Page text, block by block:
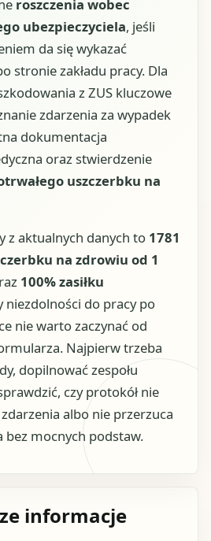
roszczenia wobec
ubezpieczyciela, jeśli
da się wykazać
stronie zakładu pracy. Dla
z ZUS kluczowe
zdarzenia za wypadek
dokumentacja
oraz stwierdzenie
uszczerbku na
z aktualnych danych to 1781
na zdrowiu od 1
100% zasiłku
niezdolności do pracy po
nie warto zaczynać od
Najpierw trzeba
dopilnować zespołu
czy protokół nie
albo nie przerzuca
bez mocnych podstaw.
informacje